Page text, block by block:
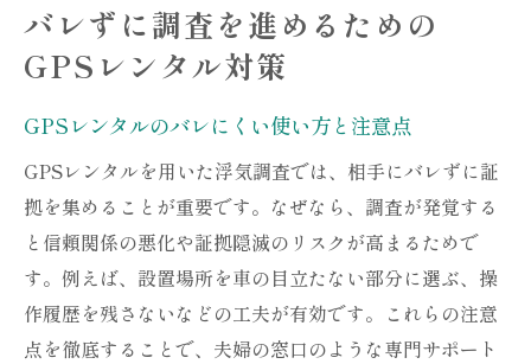
バレずに調査を進めるための
GPSレンタル対策
GPSレンタルのバレにくい使い方と注意点
GPSレンタルを用いた浮気調査では、相手にバレずに証
拠を集めることが重要です。なぜなら、調査が発覚する
と信頼関係の悪化や証拠隠滅のリスクが高まるためで
す。例えば、設置場所を車の目立たない部分に選ぶ、操
作履歴を残さないなどの工夫が有効です。これらの注意
点を徹底することで、夫婦の窓口のような専門サポート